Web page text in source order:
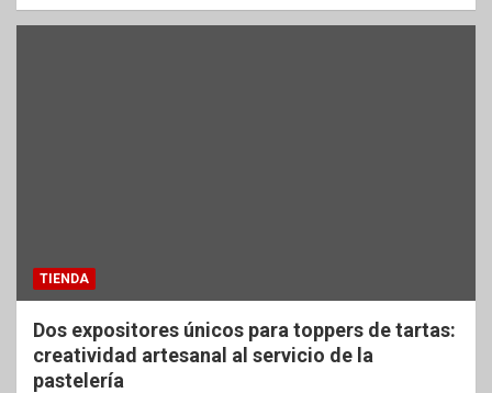
TIENDA
Dos expositores únicos para toppers de tartas:
creatividad artesanal al servicio de la
pastelería